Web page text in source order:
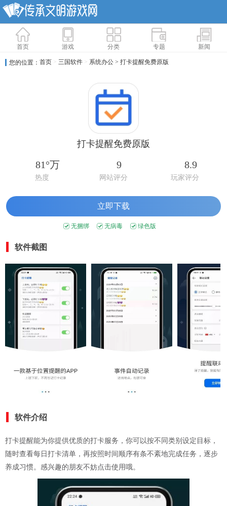
首页 游戏 分类 专题 新闻
您的位置： 首页 > 三国软件 > 系统办公 > 打卡提醒免费原版
打卡提醒免费原版
81°万
热度
9
网站评分
8.9
玩家评分
立即下载
无捆绑 无病毒 绿色版
软件截图
软件介绍
打卡提醒能为你提供优质的打卡服务，你可以按不同类别设定目标，
随时查看每日打卡清单，再按照时间顺序有条不紊地完成任务，逐步
养成习惯。感兴趣的朋友不妨点击使用哦。